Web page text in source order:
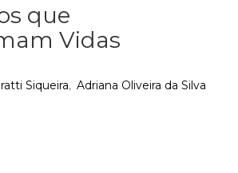
que
Vidas
Siqueira Adriana Oliveira da Silva